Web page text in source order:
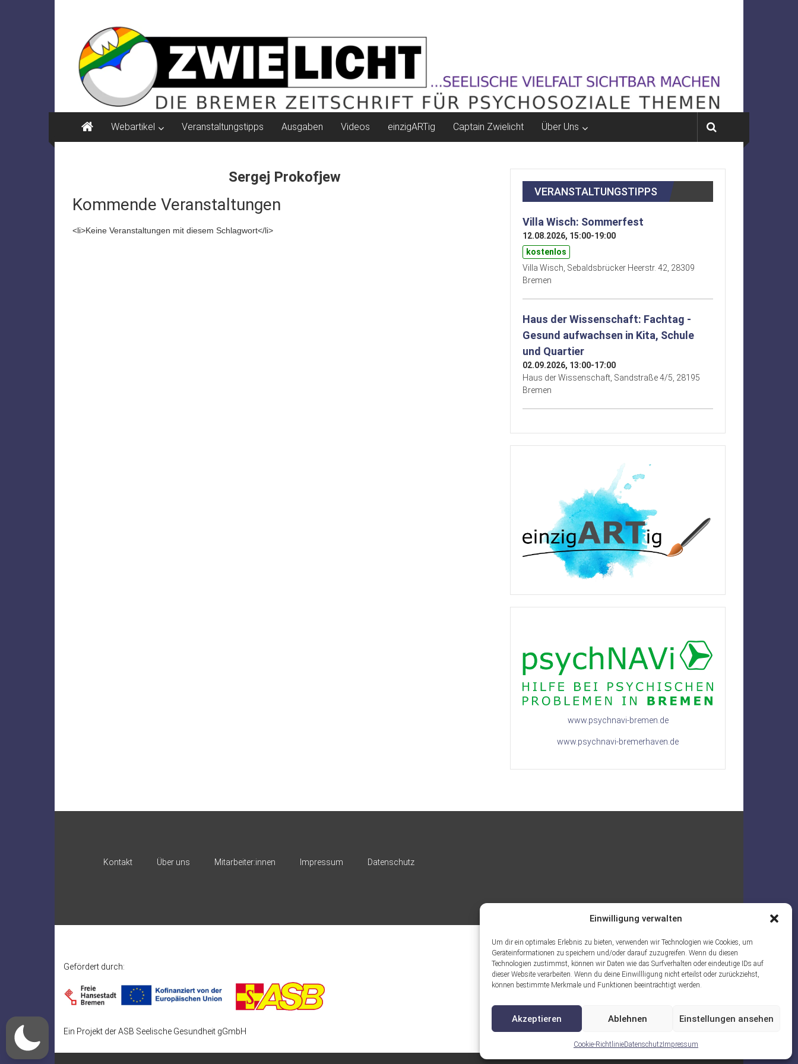
Einwilligung verwalten
Um dir ein optimales Erlebnis zu bieten, verwenden wir Technologien wie Cookies, um
Geräteinformationen zu speichern und/oder darauf zuzugreifen. Wenn du diesen
Technologien zustimmst, können wir Daten wie das Surfverhalten oder eindeutige IDs auf
dieser Website verarbeiten. Wenn du deine Einwillligung nicht erteilst oder zurückziehst,
können bestimmte Merkmale und Funktionen beeinträchtigt werden.
Akzeptieren Ablehnen Einstellungen ansehen
Cookie-RichtlinieDatenschutzImpressum
ZWIELICHT
BREMEN
DIE
BREMER
ZEITSCHRIFT
FÜR
PSYCHOSOZIALE
Webartikel Veranstaltungstipps Ausgaben Videos einzigARTig Captain Zwielicht Über Uns
Sergej Prokofjew
Kommende Veranstaltungen
<li>Keine Veranstaltungen mit diesem Schlagwort</li>
VERANSTALTUNGSTIPPS
Villa Wisch: Sommerfest
12.08.2026, 15:00-19:00
kostenlos
Villa Wisch, Sebaldsbrücker Heerstr. 42, 28309
Bremen
Haus der Wissenschaft: Fachtag -
Gesund aufwachsen in Kita, Schule
und Quartier
02.09.2026, 13:00-17:00
Haus der Wissenschaft, Sandstraße 4/5, 28195
Bremen
www.psychnavi-bremen.de
www.psychnavi-bremerhaven.de
Kontakt Über uns Mitarbeiter:innen Impressum Datenschutz
Gefördert durch:
Ein Projekt der ASB Seelische Gesundheit gGmbH